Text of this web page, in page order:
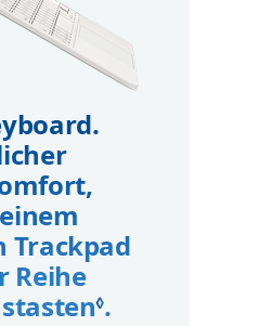
Trackpad
Reihe
◊.